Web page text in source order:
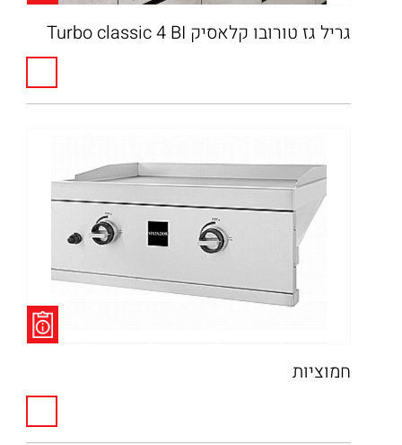
גריל גז טורובו קלאסיק Turbo classic 4 BI
חמוציות